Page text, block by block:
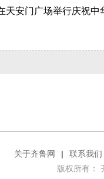
关于齐鲁网 |
联系我们
版权所有：